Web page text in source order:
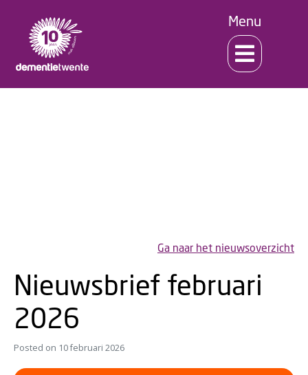
Menu
Ga naar het nieuwsoverzicht
Nieuwsbrief februari
2026
Posted on 10 februari 2026